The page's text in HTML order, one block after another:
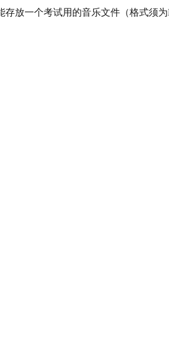
放一个考试用的音乐文件（格式须为